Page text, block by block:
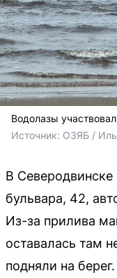
Водолазы
Источник: ОЗЯБ /
В
бульвара, 42,
Из-за прилива
оставалась там
подняли на берег.